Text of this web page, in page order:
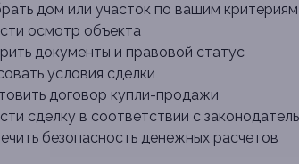
дом или участок по вашим критериям
осмотр объекта
документы и правовой статус
условия сделки
договор купли-продажи
сделку в соответствии с
безопасность денежных расчетов